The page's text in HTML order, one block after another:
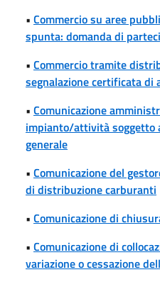
• Commercio su aree
spunta: domanda di
• Commercio tramite
segnalazione certificata
• Comunicazione
impianto/attività soggetto
generale
• Comunicazione del
di distribuzione carburanti
• Comunicazione di
• Comunicazione di
variazione o cessazione